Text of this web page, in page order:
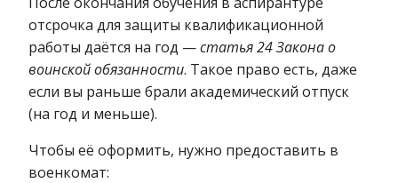
отсрочка для защиты квалификационной
работы даётся на год —статья 24 Закона о
воинской обязанности. Такое право есть, даже
если вы раньше брали академический отпуск
(на год и меньше).
Чтобы её оформить, нужно предоставить в
военкомат: